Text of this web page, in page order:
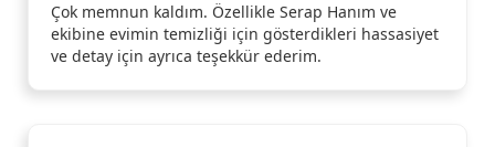
Çok memnun kaldım. Özellikle Serap Hanım ve
ekibine evimin temizliği için gösterdikleri hassasiyet
ve detay için ayrıca teşekkür ederim.